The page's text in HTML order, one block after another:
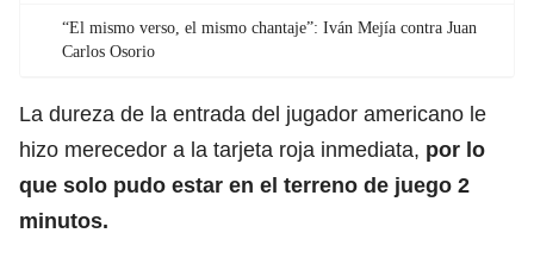
“El mismo verso, el mismo chantaje”: Iván Mejía contra Juan
Carlos Osorio
La dureza de la entrada del jugador americano le
hizo merecedor a la tarjeta roja inmediata, por lo
que solo pudo estar en el terreno de juego 2
minutos.